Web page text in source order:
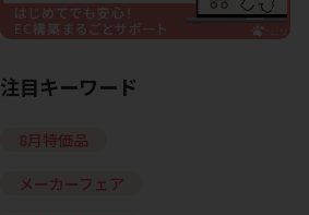
注目キーワード
8月特価品
メーカーフェア